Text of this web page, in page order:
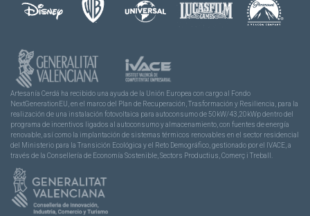
Artesanía Cerdá ha recibido una ayuda de la Unión Europea con cargo al Fondo
NextGenerationEU, en el marco del Plan de Recuperación, Trasformación y Resiliencia, para la
realización de una instalación fotovoltaica para autoconsumo de 50kW/43,20kWp dentro del
programa de incentivos ligados al autoconsumo y almacenamiento, con fuentes de energía
renovable, así como la implantación de sistemas térmicos renovables en el sector residencial
del Ministerio para la Transición Ecológica y el Reto Demográfico, gestionado por el IVACE, a
través de la Consellería de Economía Sostenible, Sectors Productius, Comerç i Treball.